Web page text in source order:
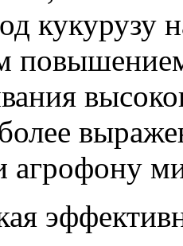
кукурузу
агрофону